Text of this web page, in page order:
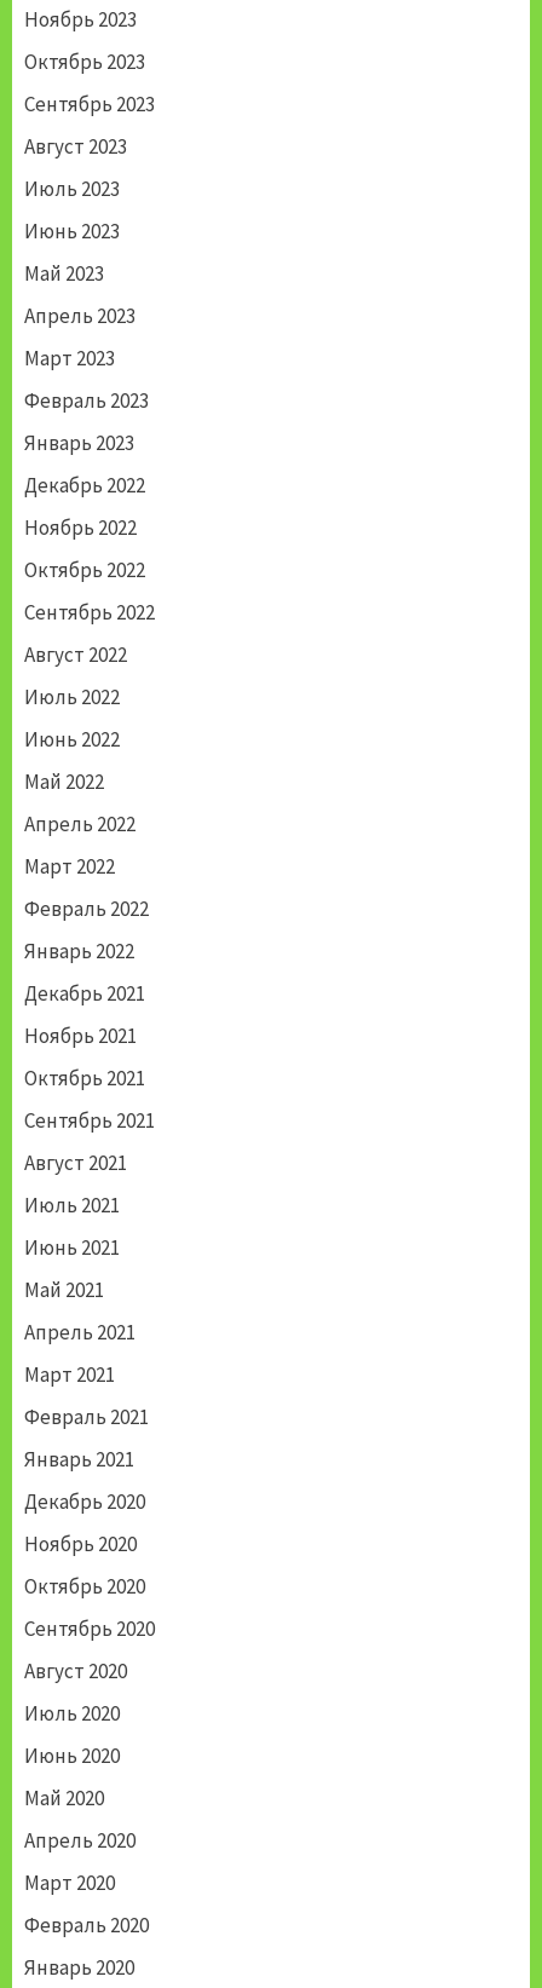
Ноябрь 2023
Октябрь 2023
Сентябрь 2023
Август 2023
Июль 2023
Июнь 2023
Май 2023
Апрель 2023
Март 2023
Февраль 2023
Январь 2023
Декабрь 2022
Ноябрь 2022
Октябрь 2022
Сентябрь 2022
Август 2022
Июль 2022
Июнь 2022
Май 2022
Апрель 2022
Март 2022
Февраль 2022
Январь 2022
Декабрь 2021
Ноябрь 2021
Октябрь 2021
Сентябрь 2021
Август 2021
Июль 2021
Июнь 2021
Май 2021
Апрель 2021
Март 2021
Февраль 2021
Январь 2021
Декабрь 2020
Ноябрь 2020
Октябрь 2020
Сентябрь 2020
Август 2020
Июль 2020
Июнь 2020
Май 2020
Апрель 2020
Март 2020
Февраль 2020
Январь 2020